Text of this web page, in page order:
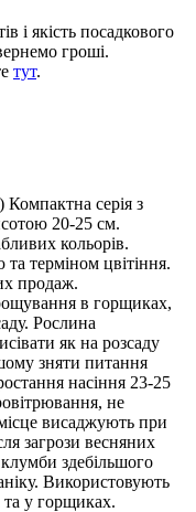
і якість посадкового
гроші.
тут.
серія з
20-25 см.
кольорів.
та терміном цвітіння.
продаж.
в горщиках,
Рослина
як на розсаду
зняти питання
насіння 23-25
не
висаджують при
загрози весняних
здебільшого
Використовують
у горщиках.